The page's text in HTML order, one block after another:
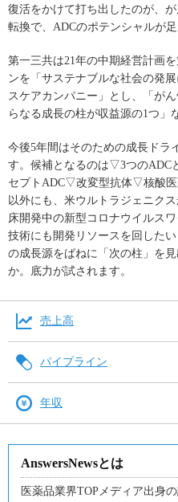
復活をかけて打ち出したのが、
転換で、ADCのポテンシャルが
第一三共は21年の中期経営計画
ンを「サステナブルな社会の発
スケアカンパニー」とし、「が
らなる成長の柱が収益源の1つ」
今後5年間はそのための成長ドラ
す。候補となるのは▽3つのADC
セプトADC▽改変型抗体▽核酸
以外にも、米ウルトラジェニク
床開発中の新型コロナウイルス
技術にも開発リソースを回した
の成長源をばねに「次の柱」を
か。底力が試されます。
売上高
パイプライン
年収
AnswersNewsとは
医薬品業界TOPメディア出身